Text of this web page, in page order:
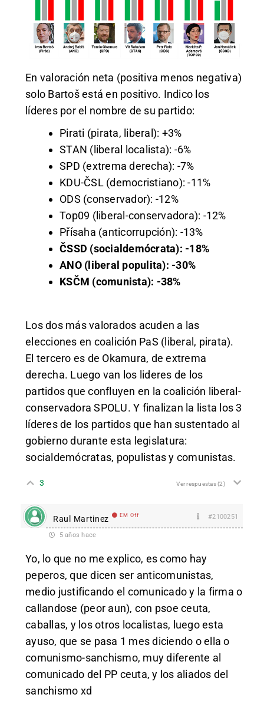
En valoración neta (positiva menos negativa)
solo Bartoš está en positivo. Indico los
líderes por el nombre de su partido:
Pirati (pirata, liberal): +3%
STAN (liberal localista): -6%
SPD (extrema derecha): -7%
KDU-ČSL (democristiano): -11%
ODS (conservador): -12%
Top09 (liberal-conservadora): -12%
Přísaha (anticorrupción): -13%
ČSSD (socialdemócrata): -18%
ANO (liberal populita): -30%
KSČM (comunista): -38%
Los dos más valorados acuden a las
elecciones en coalición PaS (liberal, pirata).
El tercero es de Okamura, de extrema
derecha. Luego van los lideres de los
partidos que confluyen en la coalición liberal-
conservadora SPOLU. Y finalizan la lista los 3
líderes de los partidos que han sustentado al
gobierno durante esta legislatura:
socialdemócratas, populistas y comunistas.
3 Ver respuestas(2)
Raul Martinez EM Off #2100251
5 años hace
Yo, lo que no me explico, es como hay
peperos, que dicen ser anticomunistas,
medio justificando el comunicado y la firma o
callandose (peor aun), con psoe ceuta,
caballas, y los otros localistas, luego esta
ayuso, que se pasa 1 mes diciendo o ella o
comunismo-sanchismo, muy diferente al
comunicado del PP ceuta, y los aliados del
sanchismo xd